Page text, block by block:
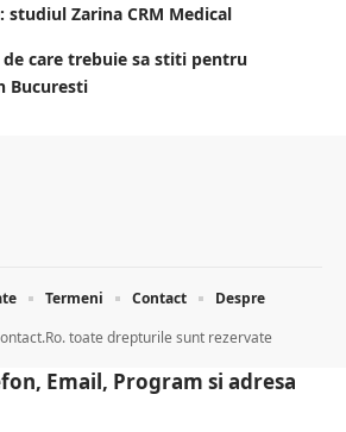
studiul Zarina CRM Medical
care trebuie sa stiti pentru
Bucuresti
toate drepturile sunt rezervate
Termeni Contact Despre
Email, Program si adresa